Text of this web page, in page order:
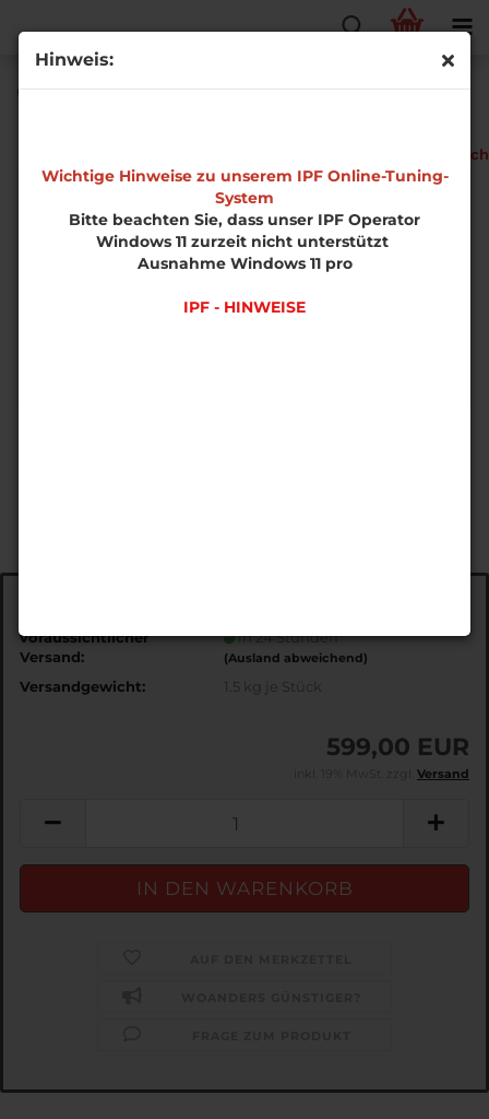
Hinweis:
Wichtige Hinweise zu unserem IPF Online-Tuning-
System
Bitte beachten Sie, dass unser IPF Operator
Windows 11 zurzeit nicht unterstützt
Ausnahme Windows 11 pro
IPF - HINWEISE
Opel Antara 2.4 16V Phase 1
Software
voraussichtlicher
Versand:
in 24 Stunden
(Ausland abweichend)
Versandgewicht: 1.5 kg je Stück
599,00 EUR
Versand